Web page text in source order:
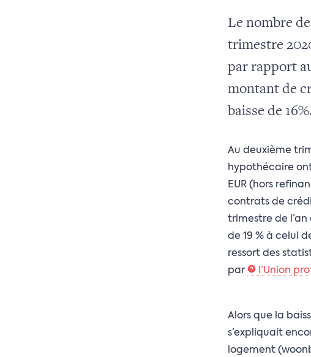
Le nombre
trimestre
par rapport
montant de
baisse de
Au deuxième
hypothécaire
EUR (hors
contrats de
trimestre de
de 19 % à celui
ressort des
par
l’Union
Alors que la
s’expliquait
logement